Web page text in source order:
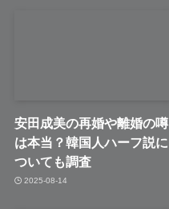
安田成美の再婚や離婚の噂
は本当？韓国人ハーフ説に
ついても調査
2025-08-14